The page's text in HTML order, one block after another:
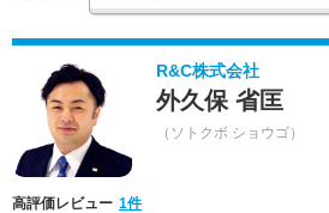
R&C株式会社
外久保 省匡
（ソトクボ ショウゴ）
高評価レビュー 1件